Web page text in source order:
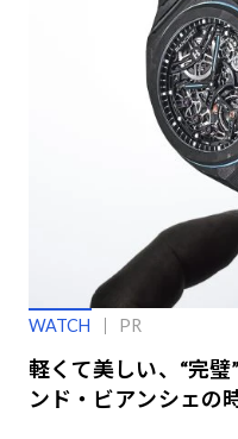
WATCH PR
軽くて美しい、“完
ンド・ビアンシェの